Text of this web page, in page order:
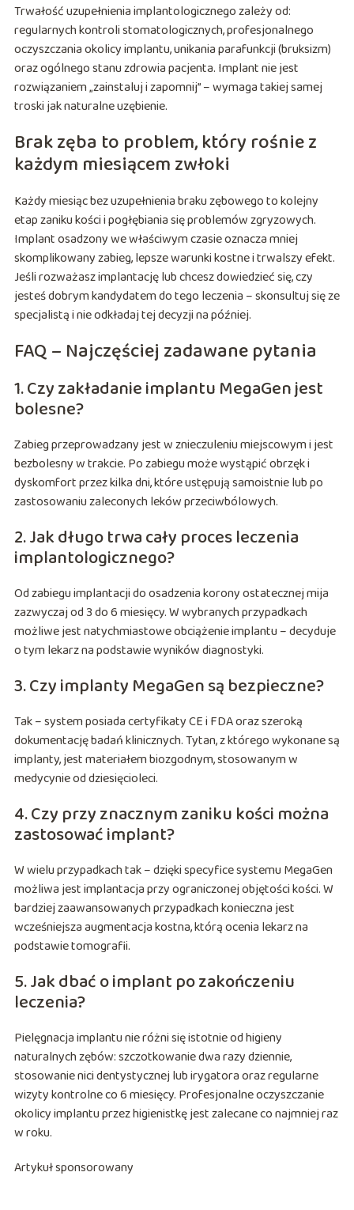
Trwałość uzupełnienia implantologicznego zależy od:
regularnych kontroli stomatologicznych, profesjonalnego
oczyszczania okolicy implantu, unikania parafunkcji (bruksizm)
oraz ogólnego stanu zdrowia pacjenta. Implant nie jest
rozwiązaniem „zainstaluj i zapomnij” – wymaga takiej samej
troski jak naturalne uzębienie.
Brak zęba to problem, który rośnie z
każdym miesiącem zwłoki
Każdy miesiąc bez uzupełnienia braku zębowego to kolejny
etap zaniku kości i pogłębiania się problemów zgryzowych.
Implant osadzony we właściwym czasie oznacza mniej
skomplikowany zabieg, lepsze warunki kostne i trwalszy efekt.
Jeśli rozważasz implantację lub chcesz dowiedzieć się, czy
jesteś dobrym kandydatem do tego leczenia – skonsultuj się ze
specjalistą i nie odkładaj tej decyzji na później.
FAQ – Najczęściej zadawane pytania
1. Czy zakładanie implantu MegaGen jest
bolesne?
Zabieg przeprowadzany jest w znieczuleniu miejscowym i jest
bezbolesny w trakcie. Po zabiegu może wystąpić obrzęk i
dyskomfort przez kilka dni, które ustępują samoistnie lub po
zastosowaniu zaleconych leków przeciwbólowych.
2. Jak długo trwa cały proces leczenia
implantologicznego?
Od zabiegu implantacji do osadzenia korony ostatecznej mija
zazwyczaj od 3 do 6 miesięcy. W wybranych przypadkach
możliwe jest natychmiastowe obciążenie implantu – decyduje
o tym lekarz na podstawie wyników diagnostyki.
3. Czy implanty MegaGen są bezpieczne?
Tak – system posiada certyfikaty CE i FDA oraz szeroką
dokumentację badań klinicznych. Tytan, z którego wykonane są
implanty, jest materiałem biozgodnym, stosowanym w
medycynie od dziesięcioleci.
4. Czy przy znacznym zaniku kości można
zastosować implant?
W wielu przypadkach tak – dzięki specyfice systemu MegaGen
możliwa jest implantacja przy ograniczonej objętości kości. W
bardziej zaawansowanych przypadkach konieczna jest
wcześniejsza augmentacja kostna, którą ocenia lekarz na
podstawie tomografii.
5. Jak dbać o implant po zakończeniu
leczenia?
Pielęgnacja implantu nie różni się istotnie od higieny
naturalnych zębów: szczotkowanie dwa razy dziennie,
stosowanie nici dentystycznej lub irygatora oraz regularne
wizyty kontrolne co 6 miesięcy. Profesjonalne oczyszczanie
okolicy implantu przez higienistkę jest zalecane co najmniej raz
w roku.
Artykuł sponsorowany